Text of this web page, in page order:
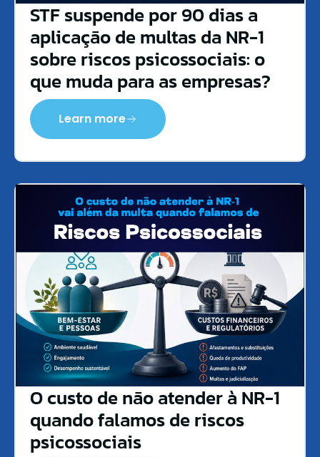
STF suspende por 90 dias a
aplicação de multas da NR-1
sobre riscos psicossociais: o
que muda para as empresas?
Learn more
O custo de não atender à NR-1
quando falamos de riscos
psicossociais